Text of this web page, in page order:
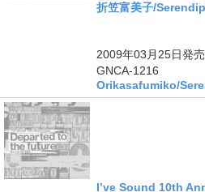
折笠富美子/
2009年03月25日発売
GNCA-1216
Orikasafumiko/
I’ve Sound 10th